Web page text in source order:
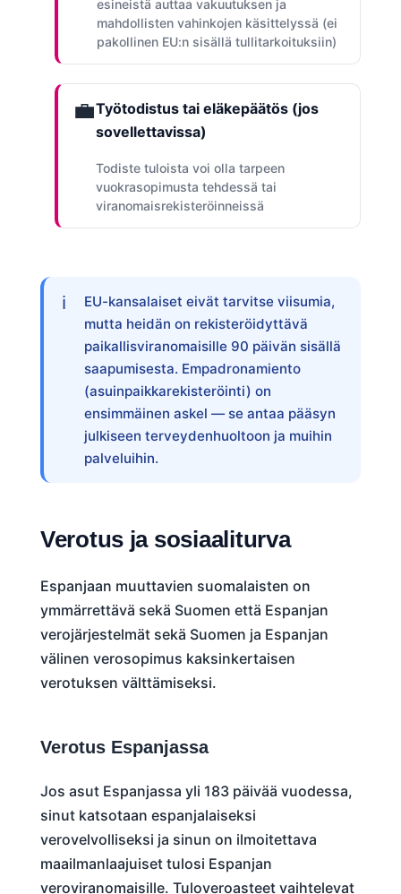
esineistä auttaa vakuutuksen ja
mahdollisten vahinkojen käsittelyssä (ei
pakollinen EU:n sisällä tullitarkoituksiin)
💼Työtodistus tai eläkepäätös (jos
sovellettavissa)
Todiste tuloista voi olla tarpeen
vuokrasopimusta tehdessä tai
viranomaisrekisteröinneissä
EU-kansalaiset eivät tarvitse viisumia,
mutta heidän on rekisteröidyttävä
paikallisviranomaisille 90 päivän sisällä
saapumisesta. Empadronamiento
(asuinpaikkarekisteröinti) on
ensimmäinen askel — se antaa pääsyn
julkiseen terveydenhuoltoon ja muihin
palveluihin.
Verotus ja sosiaaliturva
Espanjaan muuttavien suomalaisten on
ymmärrettävä sekä Suomen että Espanjan
verojärjestelmät sekä Suomen ja Espanjan
välinen verosopimus kaksinkertaisen
verotuksen välttämiseksi.
Verotus Espanjassa
Jos asut Espanjassa yli 183 päivää vuodessa,
sinut katsotaan espanjalaiseksi
verovelvolliseksi ja sinun on ilmoitettava
maailmanlaajuiset tulosi Espanjan
veroviranomaisille. Tuloveroasteet vaihtelevat